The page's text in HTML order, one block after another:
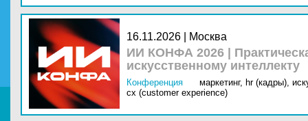
16.11.2026 | Москва
ИИ КОНФА 2026 |
искусственному интеллекту
Конференция маркетинг, hr (кадры),
cx (customer experience)